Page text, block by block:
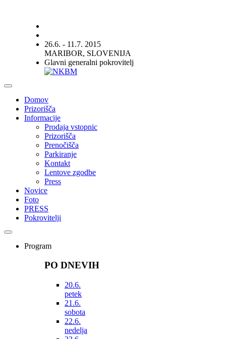
26.6. - 11.7. 2015
MARIBOR, SLOVENIJA
Glavni generalni pokrovitelj
Domov
Prizorišča
Informacije
Prodaja vstopnic
Prizorišča
Prenočišča
Parkiranje
Kontakt
Lentove zgodbe
Press
Novice
Foto
PRESS
Pokrovitelji
Program
PO DNEVIH
20.6.
petek
21.6.
sobota
22.6.
nedelja